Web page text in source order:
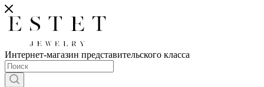
Интернет-магазин представительского класса